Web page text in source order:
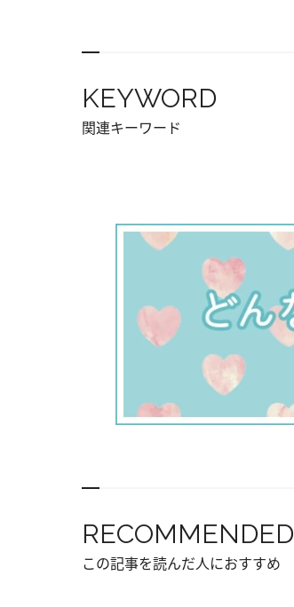
KEYWORD
関連キーワード
RECOMMENDED
この記事を読んだ人におすすめ